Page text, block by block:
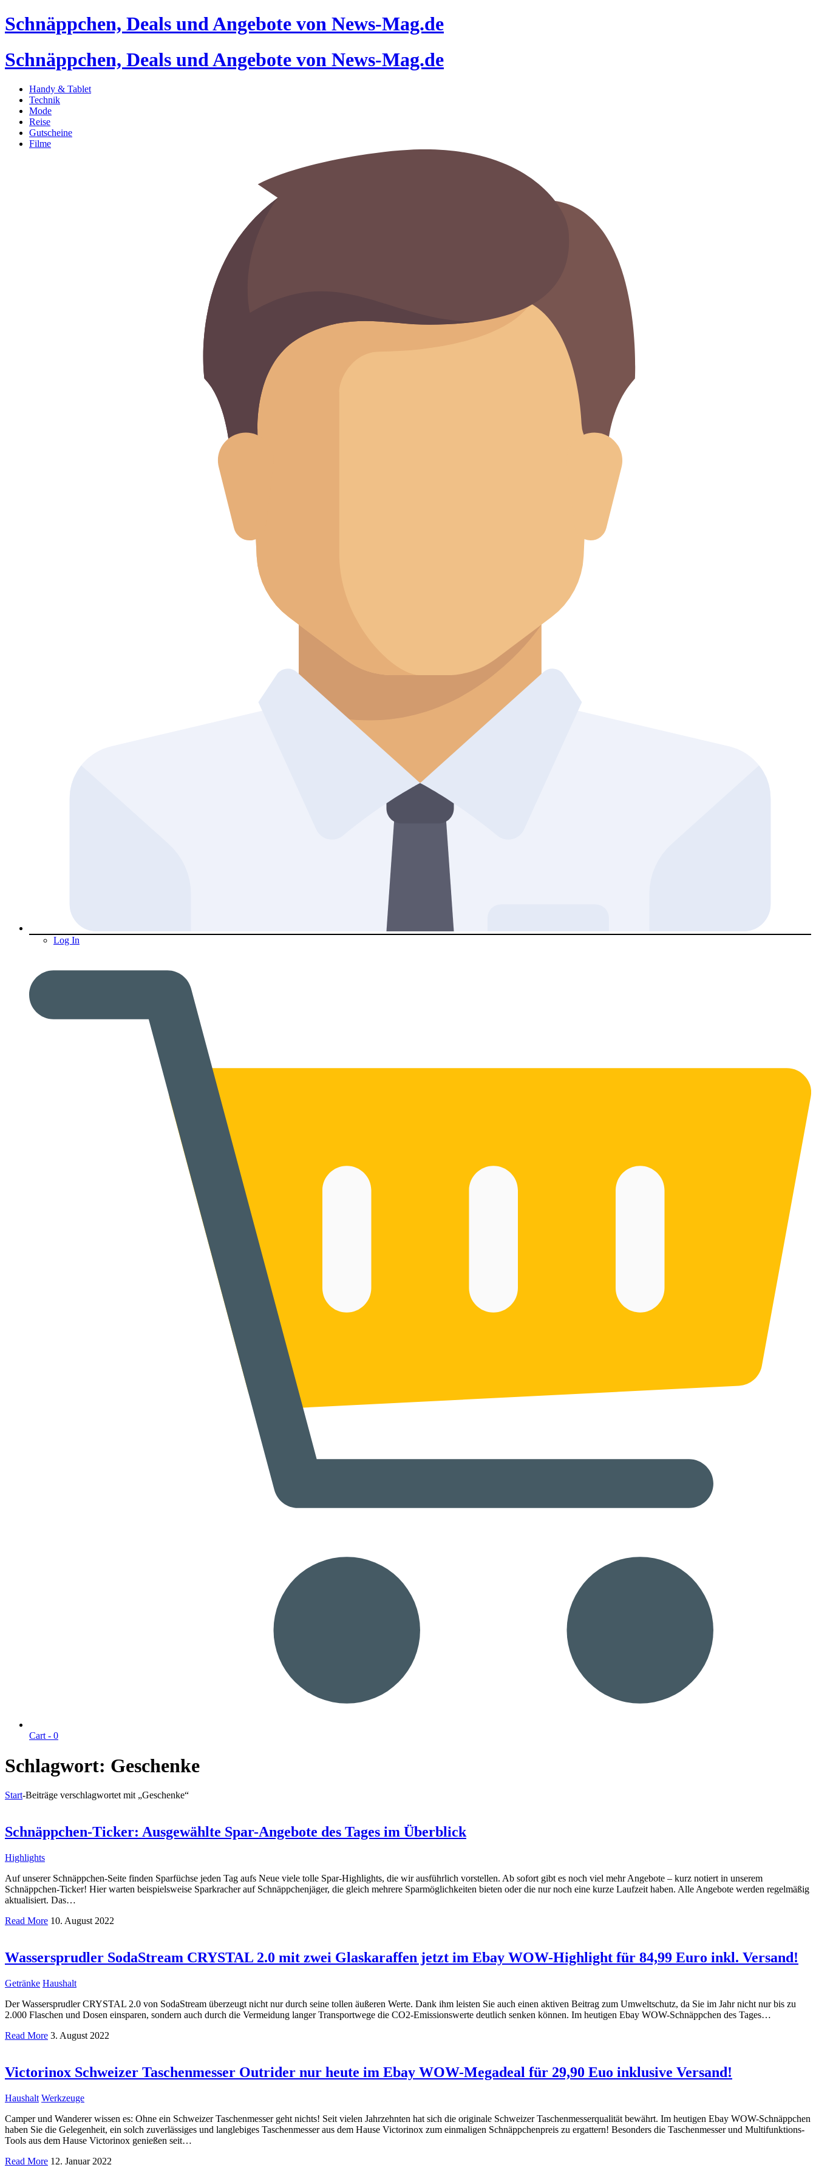
Schnäppchen, Deals und Angebote von News-Mag.de
Schnäppchen, Deals und Angebote von News-Mag.de
Handy & Tablet
Technik
Mode
Reise
Gutscheine
Filme
Log In
Cart - 0
Schlagwort: Geschenke
Start-Beiträge verschlagwortet mit „Geschenke“
Schnäppchen-Ticker: Ausgewählte Spar-Angebote des Tages im Überblick
Highlights
Auf unserer Schnäppchen-Seite finden Sparfüchse jeden Tag aufs Neue viele tolle Spar-Highlights, die wir ausführlich vorstellen. Ab sofort gibt es noch viel mehr Angebote – kurz notiert in unserem
Schnäppchen-Ticker! Hier warten beispielsweise Sparkracher auf Schnäppchenjäger, die gleich mehrere Sparmöglichkeiten bieten oder die nur noch eine kurze Laufzeit haben. Alle Angebote werden regelmäßig
aktualisiert. Das…
Read More 10. August 2022
Wassersprudler SodaStream CRYSTAL 2.0 mit zwei Glaskaraffen jetzt im Ebay WOW-Highlight für 84,99 Euro inkl. Versand!
Getränke Haushalt
Der Wassersprudler CRYSTAL 2.0 von SodaStream überzeugt nicht nur durch seine tollen äußeren Werte. Dank ihm leisten Sie auch einen aktiven Beitrag zum Umweltschutz, da Sie im Jahr nicht nur bis zu
2.000 Flaschen und Dosen einsparen, sondern auch durch die Vermeidung langer Transportwege die CO2-Emissionswerte deutlich senken können. Im heutigen Ebay WOW-Schnäppchen des Tages…
Read More 3. August 2022
Victorinox Schweizer Taschenmesser Outrider nur heute im Ebay WOW-Megadeal für 29,90 Euo inklusive Versand!
Haushalt Werkzeuge
Camper und Wanderer wissen es: Ohne ein Schweizer Taschenmesser geht nichts! Seit vielen Jahrzehnten hat sich die originale Schweizer Taschenmesserqualität bewährt. Im heutigen Ebay WOW-Schnäppchen
haben Sie die Gelegenheit, ein solch zuverlässiges und langlebiges Taschenmesser aus dem Hause Victorinox zum einmaligen Schnäppchenpreis zu ergattern! Besonders die Taschenmesser und Multifunktions-
Tools aus dem Hause Victorinox genießen seit…
Read More 12. Januar 2022